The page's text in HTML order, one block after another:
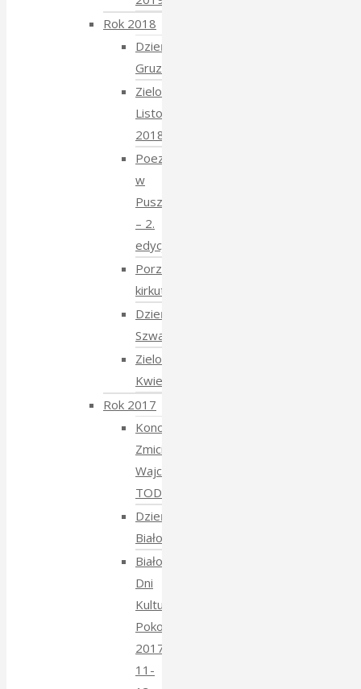
Rok 2018
Dzień
Gruziński
Zielony
Listopad
2018
Poezja
w
Puszczy
– 2.
edycja
Porządkowanie
kirkutu
Dzień
Szwajcarski
Zielony
Kwiecień
Rok 2017
Koncert
Zmiciera
Wajciuszkiewicza
TODARA
Dzień
Białoruski
Białowieskie
Dni
Kultury
Pokoju
2017
11-